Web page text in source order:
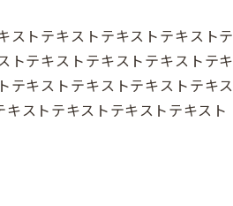
トテキストテキストテキスト
テキストテキストテキストテ
キストテキストテキストテキ
ストテキストテキストテキスト